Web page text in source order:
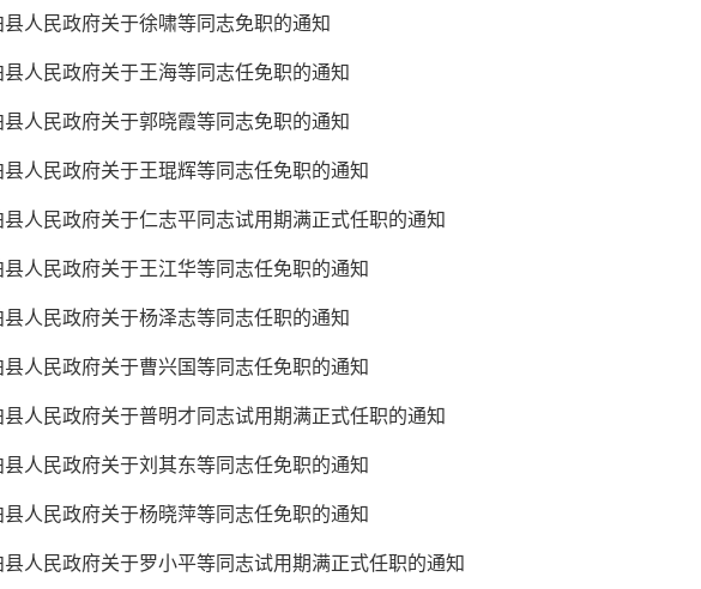
县人民政府关于徐啸等同志免职的通知
县人民政府关于王海等同志任免职的通知
县人民政府关于郭晓霞等同志免职的通知
县人民政府关于王琨辉等同志任免职的通知
县人民政府关于仁志平同志试用期满正式任职的通知
县人民政府关于王江华等同志任免职的通知
县人民政府关于杨泽志等同志任职的通知
县人民政府关于曹兴国等同志任免职的通知
县人民政府关于普明才同志试用期满正式任职的通知
县人民政府关于刘其东等同志任免职的通知
县人民政府关于杨晓萍等同志任免职的通知
县人民政府关于罗小平等同志试用期满正式任职的通知